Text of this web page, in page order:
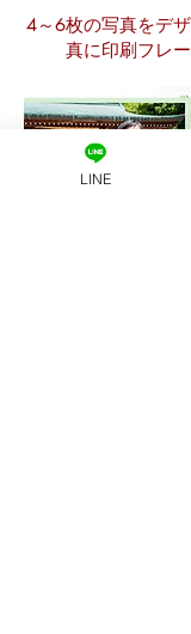
4～6枚の写真をデ
真に印刷フレ
LINE